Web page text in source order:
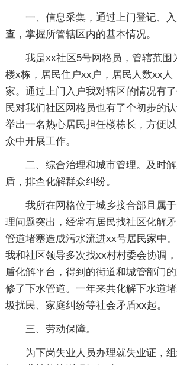
一、信息采集，通过上门登记、
查，掌握所管辖区内的基本情况。
我是xx社区5号网格员，管辖范围
楼x栋，居民住户xx户，居民人数xx人
家。通过上门入户我对辖区的情况有
民对我们社区网格员也有了个初步的
举出一名热心居民担任楼栋长，方便
众中开展工作。
二、综合治理和城市管理。及时
盾，排查化解群众纠纷。
我所在网格位于城乡接合部且属
理问题突出，经常有居民找社区化解
管道堵塞造成污水流进xx号居民家中
我和社区领导多次找xx村村委会协调
盾化解平台，得到的街道和城管部门
修了下水管道。一年来共化解下水道
圾扰民、家庭纠纷等社会矛盾xx起。
三、劳动保障。
为下岗失业人员办理就失业证，